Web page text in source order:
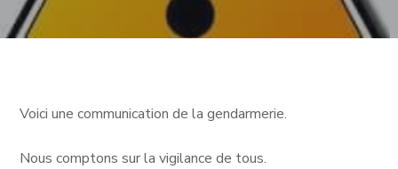
Voici une communication de la gendarmerie.
Nous comptons sur la vigilance de tous.